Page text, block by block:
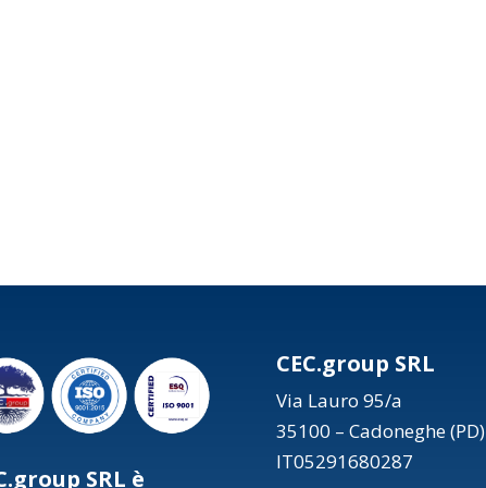
SRL è
CEC.group SRL
Via Lauro 95/a
35100 – Cadoneghe (PD)
IT05291680287